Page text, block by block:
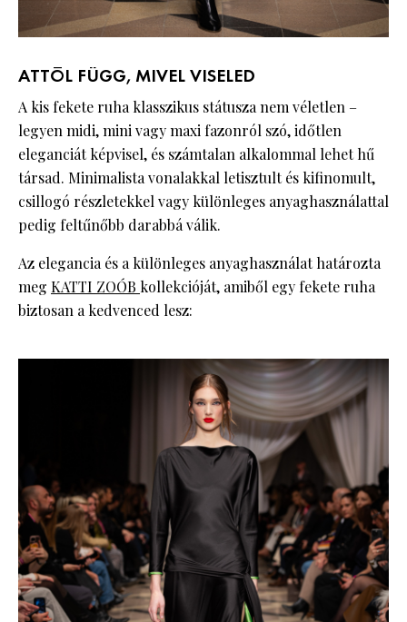
ATTÓL FÜGG, MIVEL VISELED
A kis fekete ruha klasszikus státusza nem véletlen –
legyen midi, mini vagy maxi fazonról szó, időtlen
eleganciát képvisel, és számtalan alkalommal lehet hű
társad. Minimalista vonalakkal letisztult és kifinomult,
csillogó részletekkel vagy különleges anyaghasználattal
pedig feltűnőbb darabbá válik.
Az elegancia és a különleges anyaghasználat határozta
meg KATTI ZOÓB kollekcióját, amiből egy fekete ruha
biztosan a kedvenced lesz: